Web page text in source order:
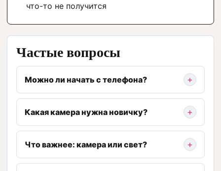
что-то не получится
Частые вопросы
Можно ли начать с телефона?
Какая камера нужна новичку?
Что важнее: камера или свет?